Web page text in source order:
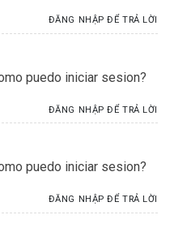
ĐĂNG NHẬP ĐỂ TRẢ LỜI
puedo iniciar sesion?
ĐĂNG NHẬP ĐỂ TRẢ LỜI
puedo iniciar sesion?
ĐĂNG NHẬP ĐỂ TRẢ LỜI